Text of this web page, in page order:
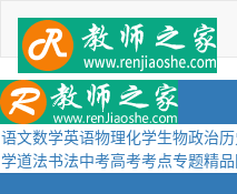
语文数学英语物理化学生物政治
学道法书法中考高考考点专题精品